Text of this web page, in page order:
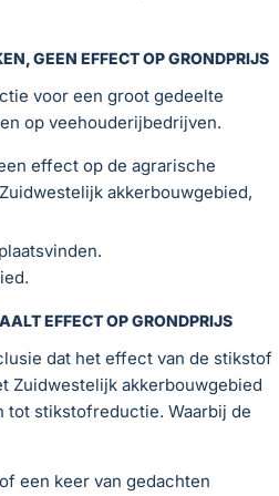
GEEN EFFECT OP GRONDPRIJS
voor een groot gedeelte
op veehouderijbedrijven.
effect op de agrarische
akkerbouwgebied,
EFFECT OP GRONDPRIJS
dat het effect van de stikstof
Zuidwestelijk akkerbouwgebied
tot stikstofreductie. Waarbij de
een keer van gedachten